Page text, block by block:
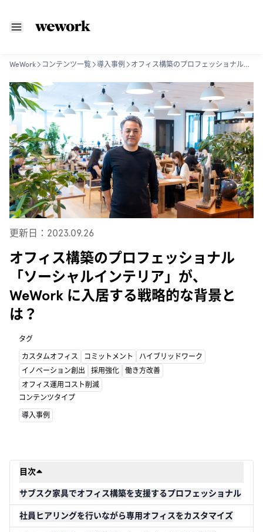
WeWork コンテンツ一覧 導入事例 オフィス構築のプロフェッショナル「ソーシャルインテリア」が、WeWork に入居する戦略的な背景とは？
更新日：2023.09.26
オフィス構築のプロフェッショナル
「ソーシャルインテリア」が、
WeWork に入居する戦略的な背景と
は？
タグ
カスタムオフィス コミットメント
ハイブリッドワーク
イノベーション創出
採用強化
働き方改善
オフィス運用コスト削減
コンテンツタイプ
導入事例
目次
サブスク家具でオフィス構築を支援するプロフェッショナル
社員ヒアリングを行いながら専用オフィスをカスタマイズ